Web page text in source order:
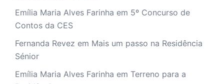
Emília Maria Alves Farinha em 5º Concurso de
Contos da CES
Fernanda Revez em Mais um passo na Residência
Sénior
Emília Maria Alves Farinha em Terreno para a